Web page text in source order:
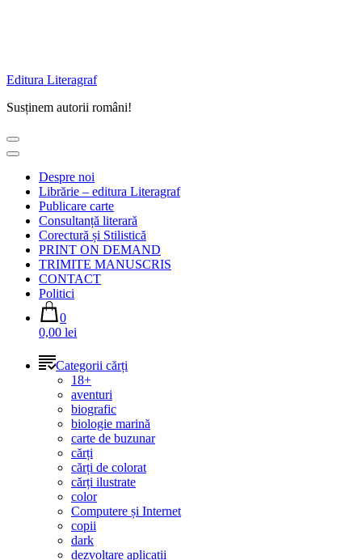
Editura Literagraf
Susținem autorii români!
Despre noi
Librărie – editura Literagraf
Publicare carte
Consultanță literară
Corectură și Stilistică
PRINT ON DEMAND
TRIMITE MANUSCRIS
CONTACT
Politici
0
0,00 lei
Categorii cărți
18+
aventuri
biografic
biologie marină
carte de buzunar
cărți
cărți de colorat
cărți ilustrate
color
Computere și Internet
copii
dark
dezvoltare aplicații